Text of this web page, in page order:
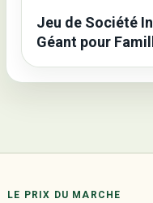
Jeu de Société
Géant pour
LE PRIX DU MARCHE